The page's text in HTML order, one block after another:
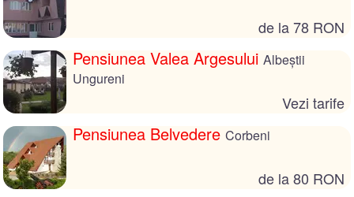
de la 78 RON
Pensiunea Valea Argesului Albeștii
Ungureni
Vezi tarife
Pensiunea Belvedere Corbeni
de la 80 RON